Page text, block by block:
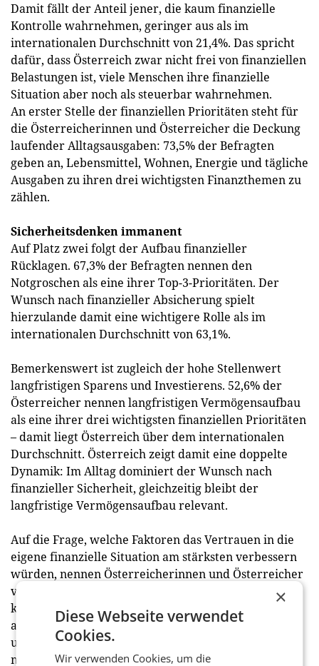
Damit fällt der Anteil jener, die kaum finanzielle
Kontrolle wahrnehmen, geringer aus als im
internationalen Durchschnitt von 21,4%. Das spricht
dafür, dass Österreich zwar nicht frei von finanziellen
Belastungen ist, viele Menschen ihre finanzielle
Situation aber noch als steuerbar wahrnehmen.
An erster Stelle der finanziellen Prioritäten steht für
die Österreicherinnen und Österreicher die Deckung
laufender Alltagsausgaben: 73,5% der Befragten
geben an, Lebensmittel, Wohnen, Energie und tägliche
Ausgaben zu ihren drei wichtigsten Finanzthemen zu
zählen.
Sicherheitsdenken immanent
Auf Platz zwei folgt der Aufbau finanzieller
Rücklagen. 67,3% der Befragten nennen den
Notgroschen als eine ihrer Top-3-Prioritäten. Der
Wunsch nach finanzieller Absicherung spielt
hierzulande damit eine wichtigere Rolle als im
internationalen Durchschnitt von 63,1%.
Bemerkenswert ist zugleich der hohe Stellenwert
langfristigen Sparens und Investierens. 52,6% der
Österreicher nennen langfristigen Vermögensaufbau
als eine ihrer drei wichtigsten finanziellen Prioritäten
– damit liegt Österreich über dem internationalen
Durchschnitt. Österreich zeigt damit eine doppelte
Dynamik: Im Alltag dominiert der Wunsch nach
finanzieller Sicherheit, gleichzeitig bleibt der
langfristige Vermögensaufbau relevant.
Auf die Frage, welche Faktoren das Vertrauen in die
eigene finanzielle Situation am stärksten verbessern
würden, nennen Österreicherinnen und Österreicher
vor allem niedrigere Kosten im Alltag. Die Befragten
konnten dabei jeweils ihre drei wichtigsten Faktoren
auswählen. 53,8% zählen niedrigere Lebensmittel-
und tägliche Ausgaben zu ihren Top-3-Hebeln für
mehr finanzielles Vertrauen. Dahinter folgen ein
×
Diese Webseite verwendet
Cookies.
Wir verwenden Cookies, um die